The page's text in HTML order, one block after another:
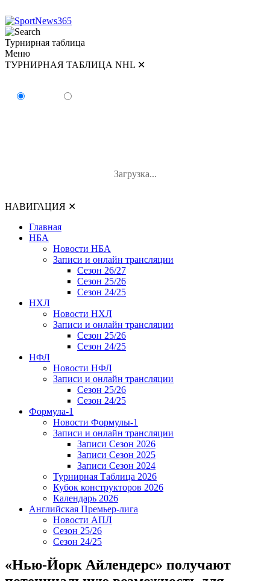
Турнирная таблица
Меню
ТУРНИРНАЯ ТАБЛИЦА NHL ✕
Загрузка...
НАВИГАЦИЯ ✕
Главная
НБА
Новости НБА
Записи и онлайн трансляции
Сезон 26/27
Сезон 25/26
Сезон 24/25
НХЛ
Новости НХЛ
Записи и онлайн трансляции
Сезон 25/26
Сезон 24/25
НФЛ
Новости НФЛ
Записи и онлайн трансляции
Сезон 25/26
Сезон 24/25
Формула-1
Новости Формулы-1
Записи и онлайн трансляции
Записи Сезон 2026
Записи Сезон 2025
Записи Сезон 2024
Турнирная Таблица 2026
Кубок конструкторов 2026
Календарь 2026
Английская Премьер-лига
Новости АПЛ
Сезон 25/26
Сезон 24/25
«Нью-Йорк Айлендерс» получают